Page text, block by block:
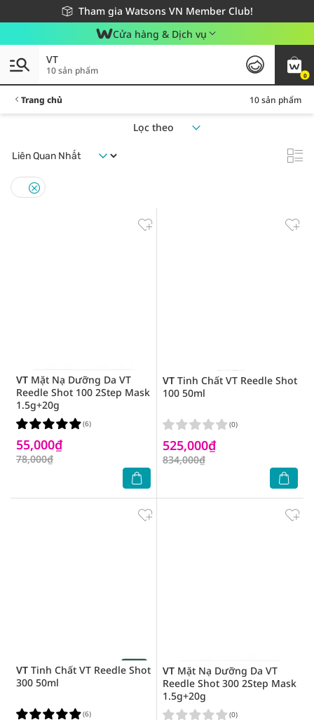
Tham gia Watsons VN Member Club!
Miễn phí giao hàng cho đơn hàng từ 249,000Đ
Giao hàng nhanh 24h - Áp dụng khu vực TP. Hồ Chí Minh
Cửa hàng & Dịch vụ
0
VT
10 sản phẩm
Trang chủ 10 sản phẩm
Lọc theo
VT Mặt Nạ Dưỡng Da VT
Reedle Shot 100 2Step Mask
1.5g+20g
55,000₫
78,000₫
(6)
VT Tinh Chất VT Reedle Shot
100 50ml
525,000₫
834,000₫
(0)
VT Tinh Chất VT Reedle Shot
300 50ml
(6)
VT Mặt Nạ Dưỡng Da VT
Reedle Shot 300 2Step Mask
1.5g+20g
(0)